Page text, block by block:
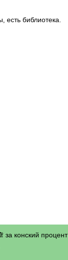
библиотека.
за конский процент